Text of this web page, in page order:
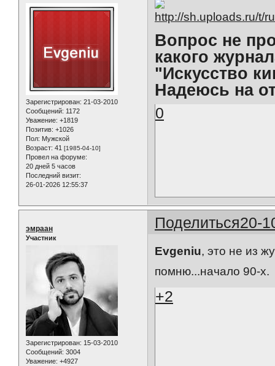
Зарегистрирован: 21-03-2010
Сообщений: 1172
Уважение: +1819
Позитив: +1026
Пол: Мужской
Возраст: 41 [1985-04-10]
Провел на форуме:
20 дней 5 часов
Последний визит:
26-01-2026 12:55:37
Вопрос не
какого
"Искусство
Надеюсь на
0
Поделиться20-
эмраан
Участник
Зарегистрирован: 15-03-2010
Сообщений: 3004
Уважение: +4927
Evgeniu, это не из
помню...начало 90-х.
+2